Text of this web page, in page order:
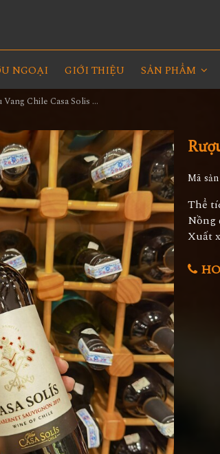
NGOẠI GIỚI THIỆU SẢN PHẨM
Rượu Vang Chile Casa Solis Cabernet Sauvignon
Mã
Thể
Nồng
Xuất